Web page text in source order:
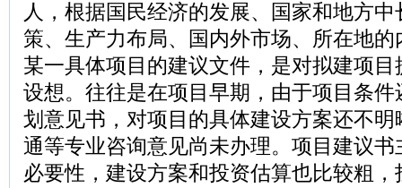
人，根据国民经济的发展、国家和地方
策、生产力布局、国内外市场、所在地
某一具体项目的建议文件，是对拟建项
设想。往往是在项目早期，由于项目条
划意见书，对项目的具体建设方案还不
通等专业咨询意见尚未办理。项目建议
必要性，建设方案和投资估算也比较粗